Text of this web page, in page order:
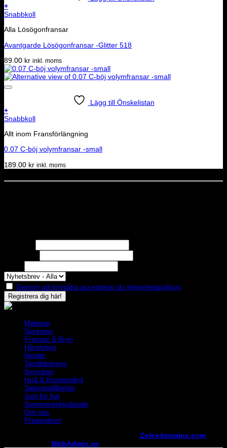
+
Snabbkoll
Alla Lösögonfransar
Avantgarde Lösögonfransar -Glitter 518
89.00 kr inkl. moms
Lägg till Önskelistan
+
Snabbkoll
Allt inom Fransförlängning
0.07 C-böj volymfransar -small
189.00 kr inkl. moms
Genom att fortsätta accepterar du integritetspolicyn
Makeup
Spraytan
Fransar & Bryn
Hårstyling
Naglar
Tandblekning
Smycken
Hud & Kroppsvård
Salongstillbehör
Just for fun
Sommarerbjudande
Om oss
Presentkort
Zolexdomains.com
WebAdmin.se